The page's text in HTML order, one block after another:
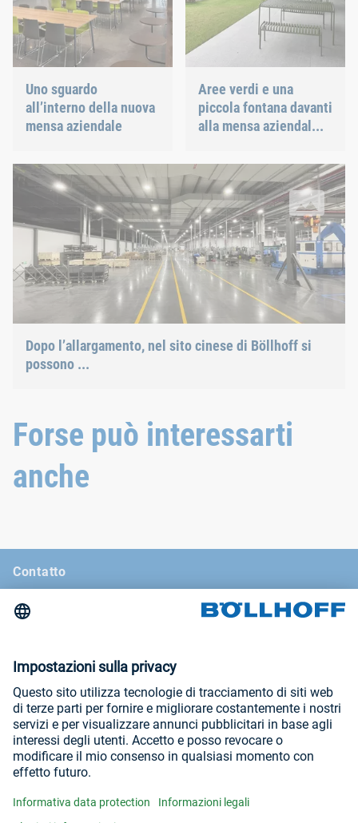
Uno sguardo
all’interno della nuova
mensa aziendale
Aree verdi e una
piccola fontana davanti
alla mensa aziendal...
Dopo l’allargamento, nel sito cinese di Böllhoff si
possono ...
Dopo l’allargamento, nel sito cinese di Böllhoff si possono
Forse può interessarti
anche
Contatto
Notizie
Fiere e seminari
Informazioni legali
Condizioni generali di contratto
Informativa data protection